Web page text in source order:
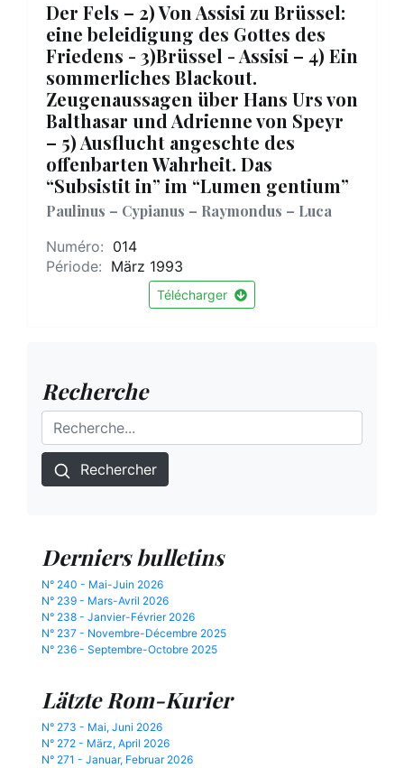
Der Fels – 2) Von Assisi zu Brüssel:
eine beleidigung des Gottes des
Friedens - 3)Brüssel - Assisi – 4) Ein
sommerliches Blackout.
Zeugenaussagen über Hans Urs von
Balthasar und Adrienne von Speyr
– 5) Ausflucht angeschte des
offenbarten Wahrheit. Das
“Subsistit in” im “Lumen gentium”
Paulinus – Cypianus – Raymondus – Luca
Numéro: 014
Période: März 1993
Télécharger
Recherche
Rechercher
Derniers bulletins
N° 240 - Mai-Juin 2026
N° 239 - Mars-Avril 2026
N° 238 - Janvier-Février 2026
N° 237 - Novembre-Décembre 2025
N° 236 - Septembre-Octobre 2025
Lätzte Rom-Kurier
N° 273 - Mai, Juni 2026
N° 272 - März, April 2026
N° 271 - Januar, Februar 2026